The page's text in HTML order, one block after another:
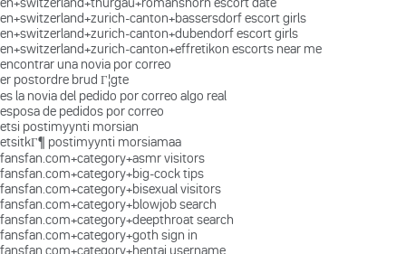
en+switzerland+zurich-canton+bassersdorf escort girls
en+switzerland+zurich-canton+dubendorf escort girls
en+switzerland+zurich-canton+effretikon escorts near me
encontrar una novia por correo
er postordre brud Г¦gte
es la novia del pedido por correo algo real
esposa de pedidos por correo
etsi postimyynti morsian
etsitkГ¶ postimyynti morsiamaa
fansfan.com+category+asmr visitors
fansfan.com+category+big-cock tips
fansfan.com+category+bisexual visitors
fansfan.com+category+blowjob search
fansfan.com+category+deepthroat search
fansfan.com+category+goth sign in
fansfan.com+category+hentai username